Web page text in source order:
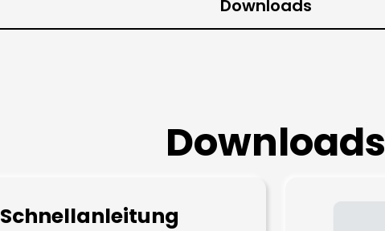
Downloads
Downloads
Schnellanleitung